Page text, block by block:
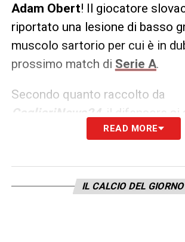
Adam Obert! Il giocatore
riportato una lesione di basso
muscolo sartorio per cui è in
prossimo match di Serie A.
Secondo quanto raccolto da
CagliariNews24, il difensore si
modalità personalizzata presso
si evolverà la situazione poi
giorni d’allenamento.
READ MORE
IL CALCIO DEL GIORNO